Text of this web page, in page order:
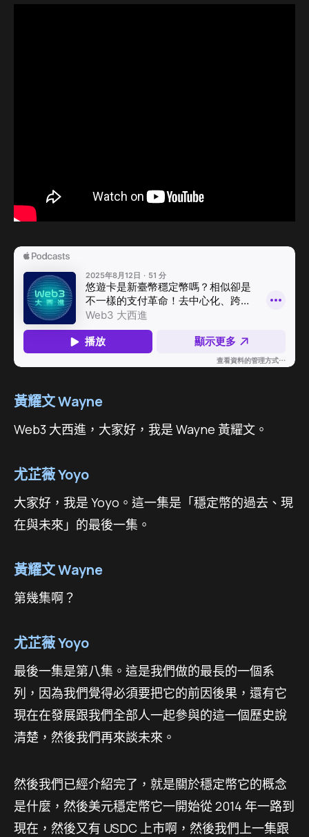
黃耀文 Wayne
Web3 大西進，大家好，我是 Wayne 黃耀文。
尤芷薇 Yoyo
大家好，我是 Yoyo。這一集是「穩定幣的過去、現
在與未來」的最後一集。
黃耀文 Wayne
第幾集啊？
尤芷薇 Yoyo
最後一集是第八集。這是我們做的最長的一個系
列，因為我們覺得必須要把它的前因後果，還有它
現在在發展跟我們全部人一起參與的這一個歷史說
清楚，然後我們再來談未來。
然後我們已經介紹完了，就是關於穩定幣它的概念
是什麼，然後美元穩定幣它一開始從 2014 年一路到
現在，然後又有 USDC 上市啊，然後我們上一集跟